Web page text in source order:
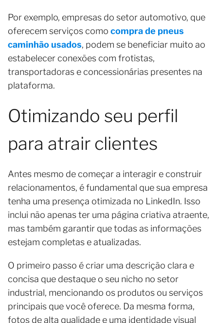
Por exemplo, empresas do setor automotivo, que
oferecem serviços como compra de pneus
caminhão usados, podem se beneficiar muito ao
estabelecer conexões com frotistas,
transportadoras e concessionárias presentes na
plataforma.
Otimizando seu perfil
para atrair clientes
Antes mesmo de começar a interagir e construir
relacionamentos, é fundamental que sua empresa
tenha uma presença otimizada no LinkedIn. Isso
inclui não apenas ter uma página criativa atraente,
mas também garantir que todas as informações
estejam completas e atualizadas.
O primeiro passo é criar uma descrição clara e
concisa que destaque o seu nicho no setor
industrial, mencionando os produtos ou serviços
principais que você oferece. Da mesma forma,
fotos de alta qualidade e uma identidade visual